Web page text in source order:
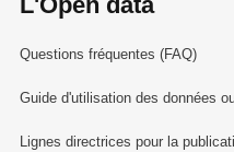
Questions fréquentes (FAQ)
Guide d'utilisation des données
Lignes directrices pour la